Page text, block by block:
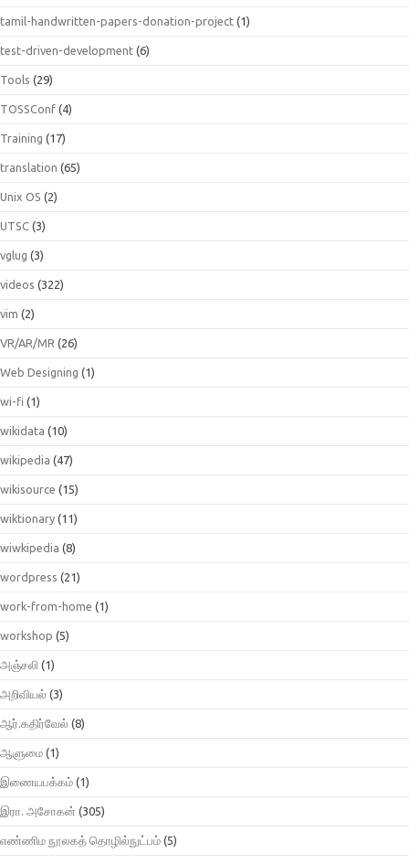
tamil-handwritten-papers-donation-project (1)
test-driven-development (6)
Tools (29)
TOSSConf (4)
Training (17)
translation (65)
Unix OS (2)
UTSC (3)
vglug (3)
videos (322)
vim (2)
VR/AR/MR (26)
Web Designing (1)
wi-fi (1)
wikidata (10)
wikipedia (47)
wikisource (15)
wiktionary (11)
wiwkipedia (8)
wordpress (21)
work-from-home (1)
workshop (5)
அஞ்சலி (1)
அறிவியல் (3)
ஆர்.கதிர்வேல் (8)
ஆளுமை (1)
இணையபக்கம் (1)
இரா. அசோகன் (305)
எண்ணிம நூலகத் தொழில்நுட்பம் (5)